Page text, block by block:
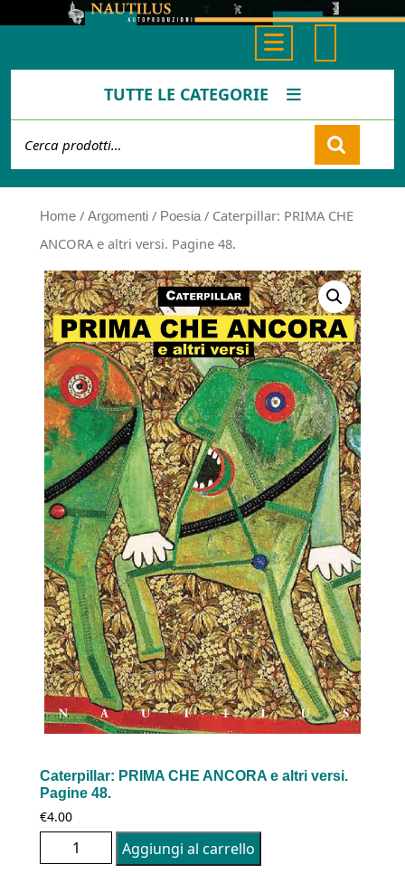
Button
TUTTE LE CATEGORIE
Cart
Home / Argomenti / Poesia / Caterpillar: PRIMA CHE
ANCORA e altri versi. Pagine 48.
Caterpillar: PRIMA CHE ANCORA e altri versi.
Pagine 48.
€4.00
Caterpillar: PRIMA CHE ANCORA e altri versi.
Pagine 48. quantità
Aggiungi al carrello